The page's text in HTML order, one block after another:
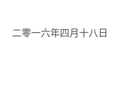
二零一六年四月十八日